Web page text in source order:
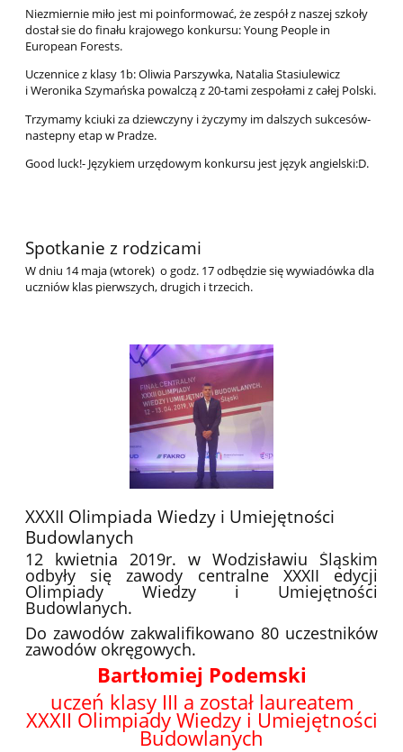
Niezmiernie miło jest mi poinformować, że zespół z naszej szkoły
dostał sie do finału krajowego konkursu: Young People in
European Forests.
Uczennice z klasy 1b: Oliwia Parszywka, Natalia Stasiulewicz
i Weronika Szymańska powalczą z 20-tami zespołami z całej Polski.
Trzymamy kciuki za dziewczyny i życzymy im dalszych sukcesów-
nastepny etap w Pradze.
Good luck!- Językiem urzędowym konkursu jest język angielski:D.
Spotkanie z rodzicami
W dniu 14 maja (wtorek) o godz. 17 odbędzie się wywiadówka dla
uczniów klas pierwszych, drugich i trzecich.
XXXII Olimpiada Wiedzy i Umiejętności
Budowlanych
12 kwietnia 2019r. w Wodzisławiu Śląskim
odbyły się zawody centralne XXXII edycji
Olimpiady Wiedzy i Umiejętności
Budowlanych.
Do zawodów zakwalifikowano 80 uczestników
zawodów okręgowych.
Bartłomiej Podemski
uczeń klasy III a został laureatem
XXXII Olimpiady Wiedzy i Umiejętności
Budowlanych